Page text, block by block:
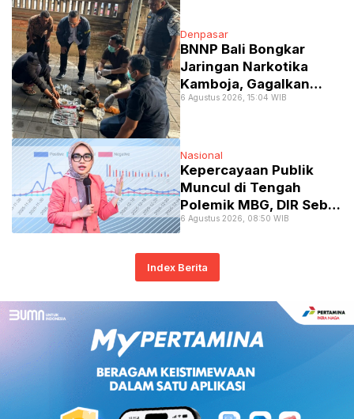
Denpasar
BNNP Bali Bongkar
Jaringan Narkotika
Kamboja, Gagalkan
Penyelundupan Lewat
6 Agustus 2026, 15:04 WIB
Nasional
Kepercayaan Publik
Muncul di Tengah
Polemik MBG, DIR Sebut
Jadi Modal Awal Kepala
6 Agustus 2026, 08:50 WIB
Index Berita